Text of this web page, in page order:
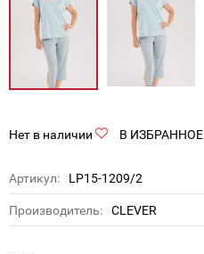
Нет в наличии В ИЗБРАННОЕ
Артикул: LP15-1209/2
Производитель: CLEVER